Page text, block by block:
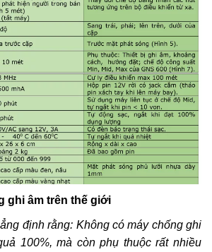
ghi âm trên thế giới
định rằng: Không có máy chống ghi
100%, mà còn phụ thuộc rất nhiều